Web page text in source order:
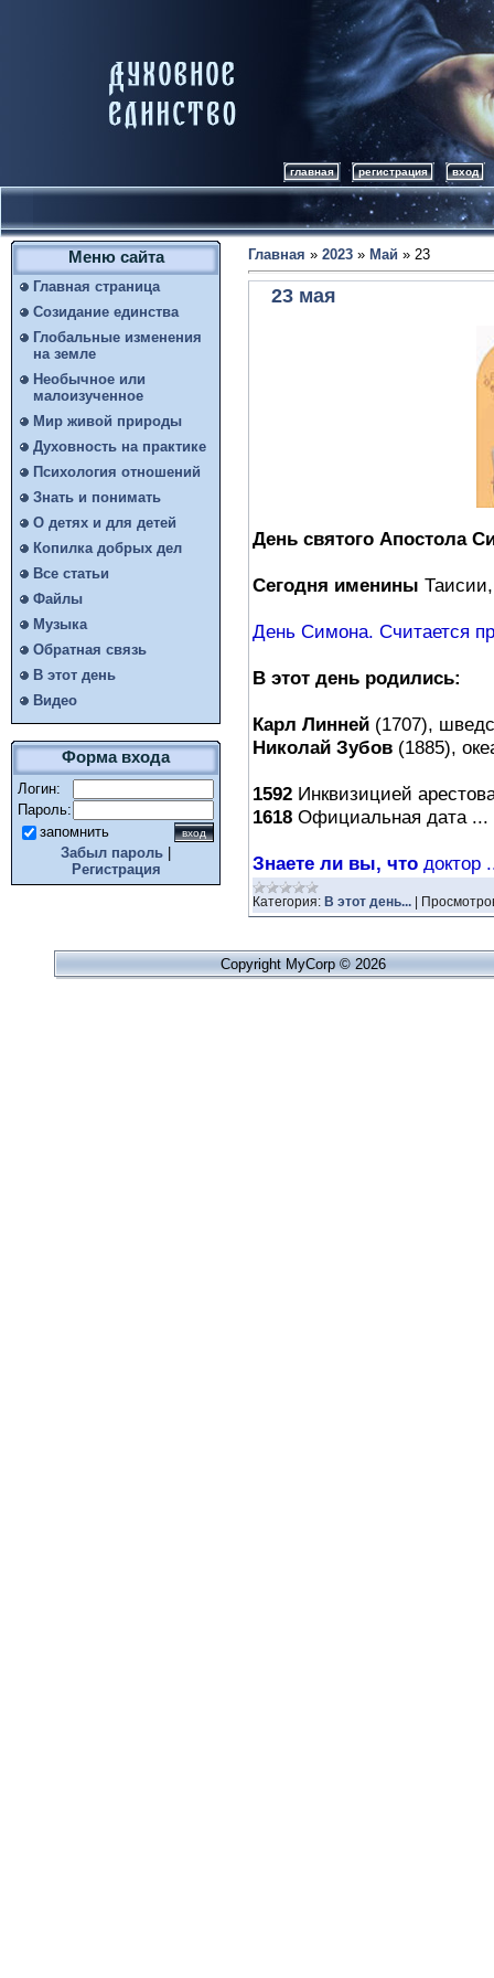
главная регистрация вход
Меню сайта
Главная страница
Созидание единства
Глобальные изменения
на земле
Необычное или
малоизученное
Мир живой природы
Духовность на практике
Психология отношений
Знать и понимать
О детях и для детей
Копилка добрых дел
Все статьи
Файлы
Музыка
Обратная связь
В этот день
Видео
Форма входа
Логин:
Пароль:
запомнить
Забыл пароль
Регистрация
Главная » 2023 » Май » 23
23 мая
День святого Апостола
Сегодня именины
День Симона. Считается
В этот день родились:
Карл Линней (1707),
Николай Зубов (1885),
1592 Инквизицией
1618 Официальная дата ...
Знаете ли вы, что доктор
Категория: В этот день...
Copyright MyCorp © 2026